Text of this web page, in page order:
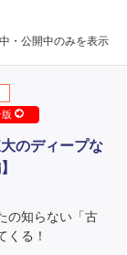
・公開中のみを表示
版
のディープな
の知らない「古
くる！